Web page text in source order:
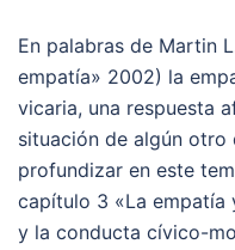
En palabras de Martin
empatía» 2002) la
vicaria, una respuesta
situación de algún otro
profundizar en este
capítulo 3 «La empatía
y la conducta cívico-